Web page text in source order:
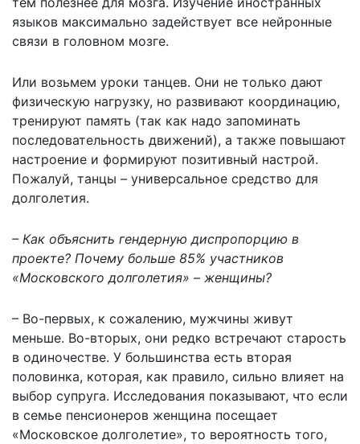
языков максимально задействует все нейронные
связи в головном мозге.
Или возьмем уроки танцев. Они не только дают
физическую нагрузку, но развивают координацию,
тренируют память (так как надо запоминать
последовательность движений), а также повышают
настроение и формируют позитивный настрой.
Пожалуй, танцы – универсальное средство для
долголетия.
– Как объяснить гендерную диспропорцию в
проекте? Почему больше 85% участников
«Московского долголетия» – женщины?
– Во-первых, к сожалению, мужчины живут
меньше. Во-вторых, они редко встречают старость
в одиночестве. У большинства есть вторая
половинка, которая, как правило, сильно влияет на
выбор супруга. Исследования показывают, что если
в семье пенсионеров женщина посещает
«Московское долголетие», то вероятность того,